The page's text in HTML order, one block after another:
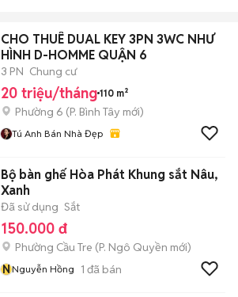
CHO THUÊ DUAL KEY 3PN 3WC NHƯ
HÌNH D-HOMME QUẬN 6
3 PN Chung cư
20 triệu/tháng 110 m²
Phường 6 (P. Bình Tây mới)
Tú Anh Bán Nhà Đẹp
Bộ bàn ghế Hòa Phát Khung sắt Nâu,
Xanh
Đã sử dụng Sắt
150.000 đ
Phường Cầu Tre (P. Ngô Quyền mới)
NNguyễn Hồng 1 đã bán